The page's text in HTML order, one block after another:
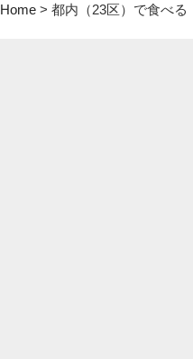
プ
Home > 都内（23区）で食べる